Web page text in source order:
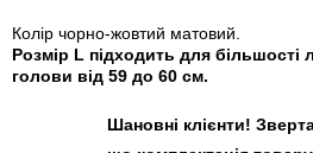
Колір чорно-жовтий матовий.
Розмір L підходить для
голови від 59 до 60 см.
Шановні клієнти!